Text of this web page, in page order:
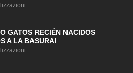
GATOS RECIÉN NACIDOS
A LA BASURA!